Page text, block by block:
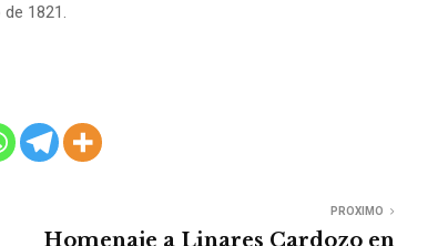
1821.
PROXIMO
Homenaje a Linares Cardozo en